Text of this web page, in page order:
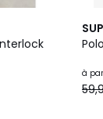
à
3,8
/ 5
7